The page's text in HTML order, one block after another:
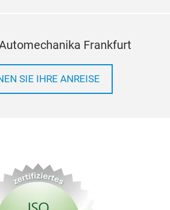
Frankfurt
SIE IHRE ANREISE